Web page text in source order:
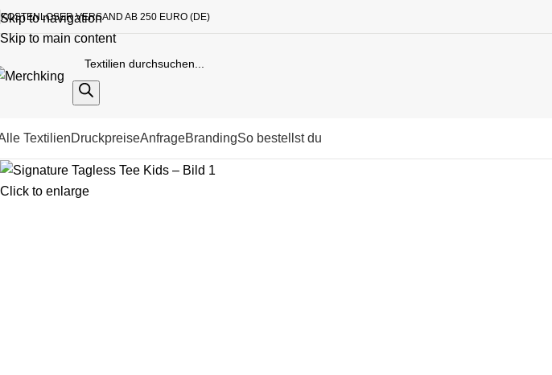
Skip to navigation
Skip to main content
KOSTENLOSER VERSAND AB 250 EURO (DE)
TextilienDruckpreiseAnfrageBrandingSo bestellst du
Click to enlarge